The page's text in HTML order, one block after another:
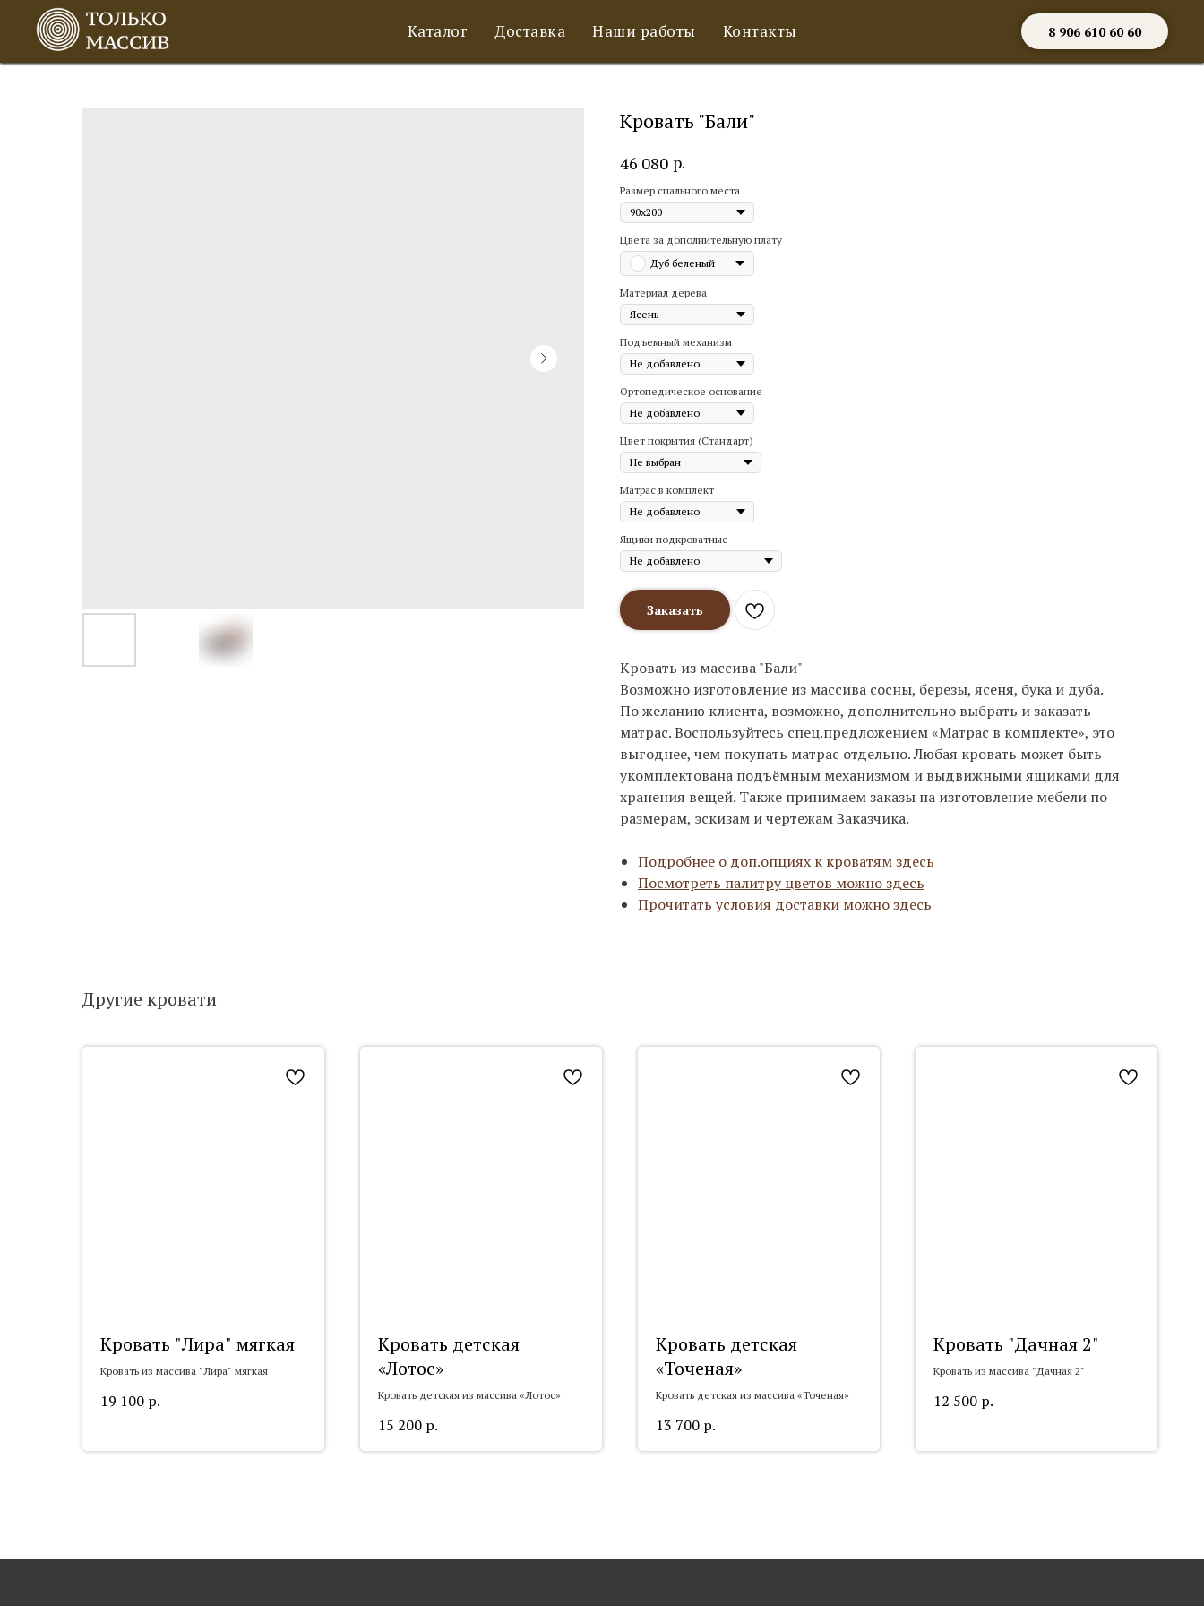
Каталог Доставка Наши работы Контакты 8 906 610 60 60
Кровать "Бали"
46 080 р.
Размер спального места
Цвета за дополнительную плату
Дуб беленый
Материал дерева
Подъемный механизм
Ортопедическое основание
Цвет покрытия (Стандарт)
Матрас в комплект
Ящики подкроватные
Заказать
Кровать из массива "Бали"
Возможно изготовление из массива сосны, березы, ясеня, бука и дуба.
По желанию клиента, возможно, дополнительно выбрать и заказать
матрас. Воспользуйтесь спец.предложением «Матрас в комплекте», это
выгоднее, чем покупать матрас отдельно. Любая кровать может быть
укомплектована подъёмным механизмом и выдвижными ящиками для
хранения вещей. Также принимаем заказы на изготовление мебели по
размерам, эскизам и чертежам Заказчика.
Подробнее о доп.опциях к кроватям здесь
Посмотреть палитру цветов можно здесь
Прочитать условия доставки можно здесь
Другие кровати
Кровать "Лира" мягкая
Кровать из массива "Лира" мягкая
19 100 р.
Кровать детская
«Лотос»
Кровать детская из массива «Лотос»
15 200 р.
Кровать детская
«Точеная»
Кровать детская из массива «Точеная»
13 700 р.
Кровать "Дачная 2"
Кровать из массива "Дачная 2"
12 500 р.